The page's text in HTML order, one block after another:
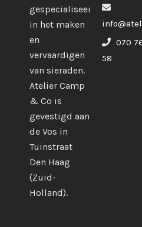
gespecialiseerd
in het maken
en
vervaardigen
van sieraden.
Atelier Camp
& Co is
gevestigd aan
de Vos in
Tuinstraat
Den Haag
(Zuid-
Holland).
070
58